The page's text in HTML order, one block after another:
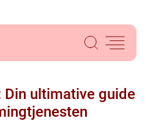
Din ultimative guide